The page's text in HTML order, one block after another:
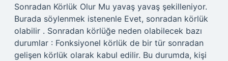
Sonradan Körlük Olur Mu yavaş yavaş şekilleniyor.
Burada söylenmek istenenle Evet, sonradan körlük
olabilir . Sonradan körlüğe neden olabilecek bazı
durumlar : Fonksiyonel körlük de bir tür sonradan
gelişen körlük olarak kabul edilir. Bu durumda, kişi